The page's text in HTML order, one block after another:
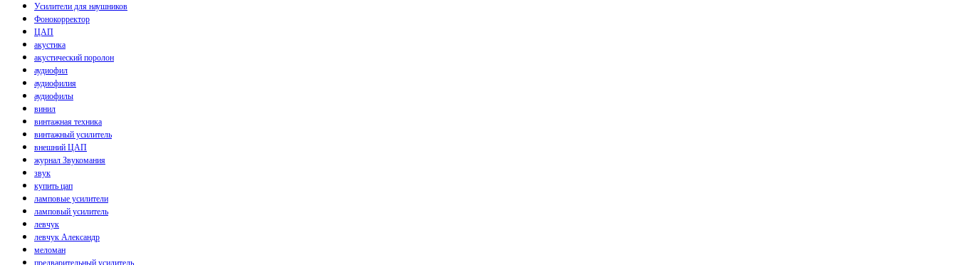
Усилители для наушников
Фонокорректор
ЦАП
акустика
акустический поролон
аудиофил
аудиофилия
аудиофилы
винил
винтажная техника
винтажный усилитель
внешний ЦАП
журнал Звукомания
звук
купить цап
ламповые усилители
ламповый усилитель
левчук
левчук Александр
меломан
предварительный усилитель